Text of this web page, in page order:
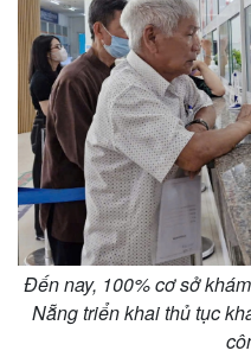
Đến nay, 100% cơ sở
Nẵng triển khai thủ tục